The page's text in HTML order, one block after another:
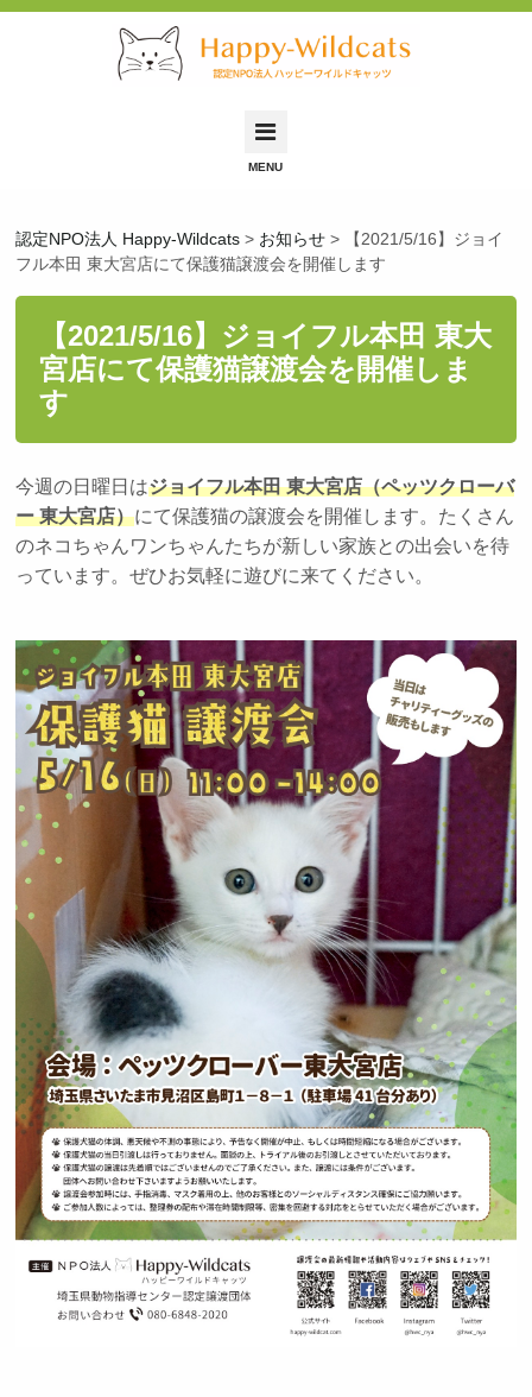
里親募集中の猫
保護依頼について
保護猫ふれあい会
お問い合わせ
認定NPO法人 Happy-Wildcats > お知らせ >
【2021/5/16】ジョイ
フル本田 東大宮店にて保護猫譲渡会を開催します
【2021/5/16】ジョイフル本田 東大
宮店にて保護猫譲渡会を開催しま
す
今週の日曜日はジョイフル本田 東大宮店（ペッツクローバ
ー 東大宮店）にて保護猫の譲渡会を開催します。たくさん
のネコちゃんワンちゃんたちが新しい家族との出会いを待
っています。ぜひお気軽に遊びに来てください。